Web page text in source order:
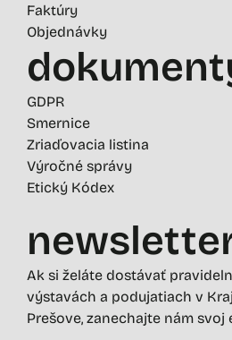
Faktúry
Objednávky
GDPR
Smernice
Zriaďovacia listina
Výročné správy
Etický Kódex
Ak si želáte dostávať
výstavách a podujatiach v
Prešove, zanechajte nám svoj